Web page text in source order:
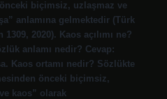
biçimsiz, uzlaşmaz ve
anlamına gelmektedir (Türk
2020). Kaos açılımı ne?
anlamı nedir? Cevap:
Kaos ortamı nedir? Sözlükte
önceki biçimsiz,
kaos” olarak